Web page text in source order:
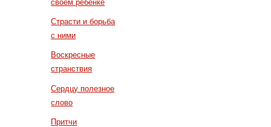
своем ребенке
Страсти и борьба
с ними
Воскресные
странствия
Сердцу полезное
слово
Притчи